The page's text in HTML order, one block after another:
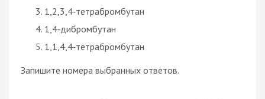
1,2,3,4‑тетрабромбутан
1,4‑дибромбутан
1,1,4,4‑тетрабромбутан
Запишите номера выбранных ответов.